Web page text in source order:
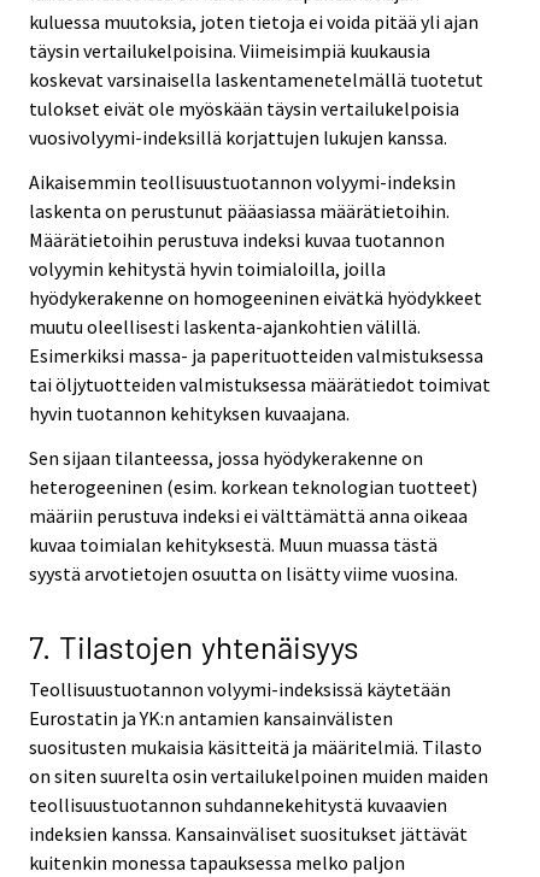
kuluessa muutoksia, joten tietoja ei voida pitää yli ajan
täysin vertailukelpoisina. Viimeisimpiä kuukausia
koskevat varsinaisella laskentamenetelmällä tuotetut
tulokset eivät ole myöskään täysin vertailukelpoisia
vuosivolyymi-indeksillä korjattujen lukujen kanssa.
Aikaisemmin teollisuustuotannon volyymi-indeksin
laskenta on perustunut pääasiassa määrätietoihin.
Määrätietoihin perustuva indeksi kuvaa tuotannon
volyymin kehitystä hyvin toimialoilla, joilla
hyödykerakenne on homogeeninen eivätkä hyödykkeet
muutu oleellisesti laskenta-ajankohtien välillä.
Esimerkiksi massa- ja paperituotteiden valmistuksessa
tai öljytuotteiden valmistuksessa määrätiedot toimivat
hyvin tuotannon kehityksen kuvaajana.
Sen sijaan tilanteessa, jossa hyödykerakenne on
heterogeeninen (esim. korkean teknologian tuotteet)
määriin perustuva indeksi ei välttämättä anna oikeaa
kuvaa toimialan kehityksestä. Muun muassa tästä
syystä arvotietojen osuutta on lisätty viime vuosina.
7. Tilastojen yhtenäisyys
Teollisuustuotannon volyymi-indeksissä käytetään
Eurostatin ja YK:n antamien kansainvälisten
suositusten mukaisia käsitteitä ja määritelmiä. Tilasto
on siten suurelta osin vertailukelpoinen muiden maiden
teollisuustuotannon suhdannekehitystä kuvaavien
indeksien kanssa. Kansainväliset suositukset jättävät
kuitenkin monessa tapauksessa melko paljon